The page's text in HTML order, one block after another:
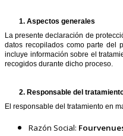
1. Aspectos generales
La presente declaración de
datos recopilados como parte del
incluye información sobre el
recogidos durante dicho proceso.
2. Responsable del
El responsable del tratamiento en
Razón Social: